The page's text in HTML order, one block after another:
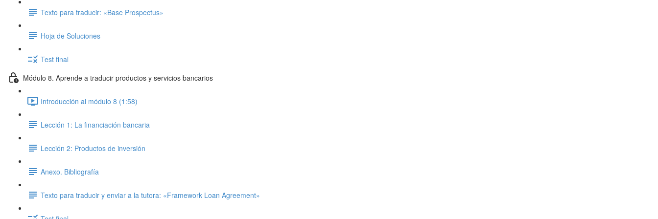
Texto para traducir: «Base Prospectus»
Hoja de Soluciones
Test final
Módulo 8. Aprende a traducir productos y servicios bancarios
Introducción al módulo 8 (1:58)
Lección 1: La financiación bancaria
Lección 2: Productos de inversión
Anexo. Bibliografía
Texto para traducir y enviar a la tutora: «Framework Loan Agreement»